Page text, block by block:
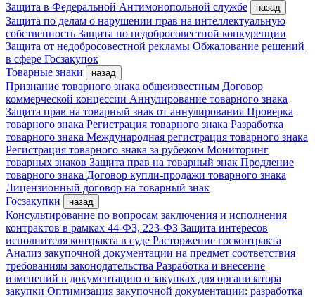
Защита в Федеральной Антимонопольной службе
назад
Защита по делам о нарушении прав на интеллектуальную
собственность Защита по недобросовестной конкуренции
Защита от недобросовестной рекламы Обжалование решений
в сфере Госзакупок
Товарные знаки
назад
Признание товарного знака общеизвестным Договор
коммерческой концессии Аннулирование товарного знака
Защита прав на товарный знак от аннулирования Проверка
товарного знака Регистрация товарного знака Разработка
товарного знака Международная регистрация товарного знака
Регистрация товарного знака за рубежом Мониторинг
товарных знаков Защита прав на товарный знак Продление
товарного знака Договор купли-продажи товарного знака
Лицензионный договор на товарный знак
Госзакупки
назад
Консультирование по вопросам заключения и исполнения
контрактов в рамках 44-ФЗ, 223-ФЗ Защита интересов
исполнителя контракта в суде Расторжение госконтракта
Анализ закупочной документации на предмет соответствия
требованиям законодательства Разработка и внесение
изменений в документацию о закупках для организатора
закупки Оптимизация закупочной документации: разработка